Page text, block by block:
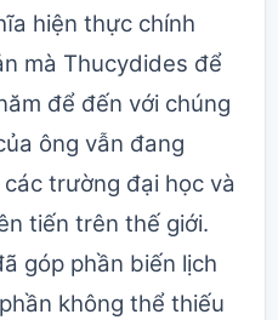
hiện thực chính
mà Thucydides để
để đến với chúng
ông vẫn đang
trường đại học và
tiến trên thế giới.
góp phần biến lịch
không thể thiếu